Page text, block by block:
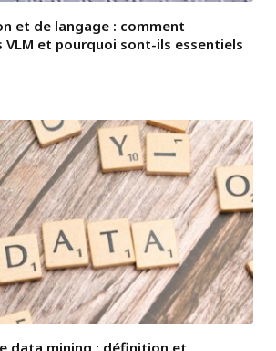
et de langage : comment
et pourquoi sont-ils essentiels